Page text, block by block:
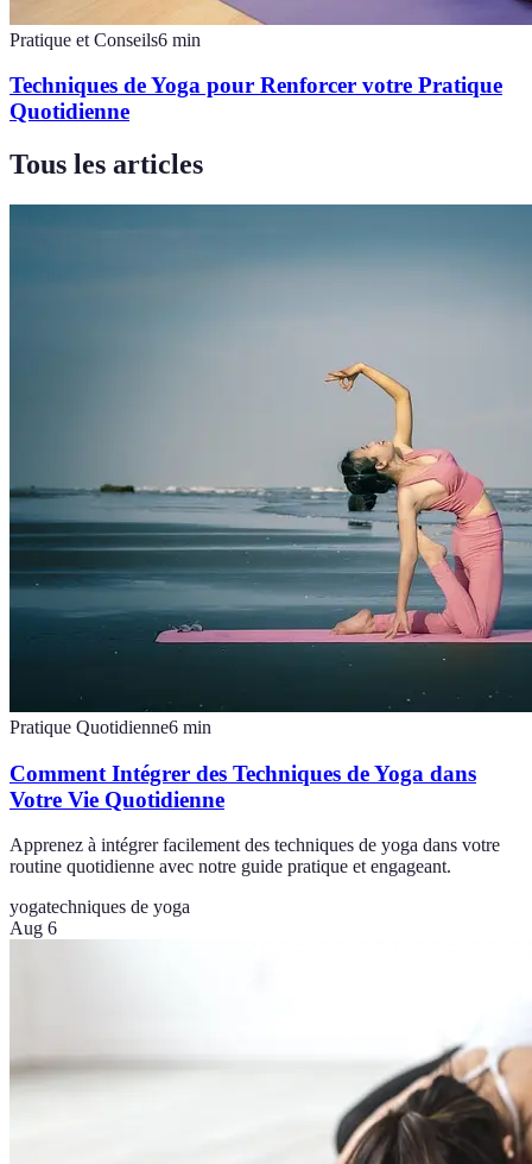
Pratique et Conseils6 min
Techniques de Yoga pour Renforcer votre Pratique
Quotidienne
Tous les articles
Pratique Quotidienne6 min
Comment Intégrer des Techniques de Yoga dans
Votre Vie Quotidienne
Apprenez à intégrer facilement des techniques de yoga dans votre
routine quotidienne avec notre guide pratique et engageant.
yogatechniques de yoga
Aug 6